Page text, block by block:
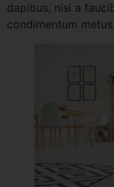
dapibus, nisi a
condimentum